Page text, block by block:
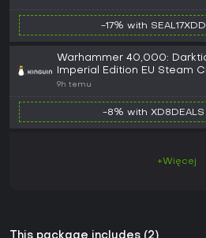
-17% with SEAL17XDD
Warhammer 40,000:
Imperial Edition EU Steam
Key
9h temu
-8% with XD8DEALS
+Więcej
This package includes (2)